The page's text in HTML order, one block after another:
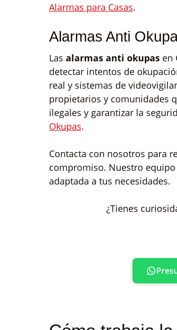
Alarmas para Casas.
Alarmas Anti
Las alarmas anti okupas en
detectar intentos de
real y sistemas de
propietarios y comunidades
ilegales y garantizar la
Okupas.
Contacta con nosotros para
compromiso. Nuestro
adaptada a tus necesidades.
¿Tienes